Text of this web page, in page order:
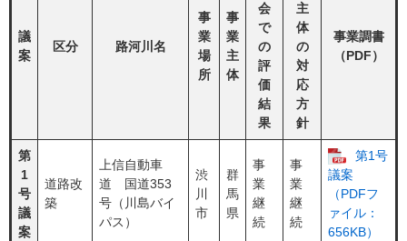
議
案
区分 路河川名
事
業
場
所
事
業
主
体
会
で
の
評
価
結
果
主
体
の
対
応
方
針
事業調書
（PDF）
第
1
号
議
案
道路改
築
上信自動車
道 国道353
号（川島バイ
パス）
渋
川
市
群
馬
県
事
業
継
続
事
業
継
続
第1号
議案
（PDFフ
ァイル：
656KB）